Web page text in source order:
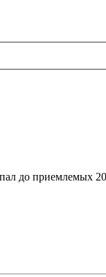
до приемлемых